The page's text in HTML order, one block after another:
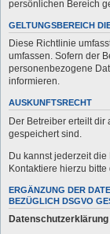
persönlichen Bereich
GELTUNGSBEREICH
Diese Richtlinie
umfassen. Sofern der
personenbezogene
informieren.
AUSKUNFTSRECHT
Der Betreiber erteilt dir
gespeichert sind.
Du kannst jederzeit
Kontaktiere hierzu bitte
ERGÄNZUNG DER
BEZÜGLICH DSGVO
Datenschutzerklärung